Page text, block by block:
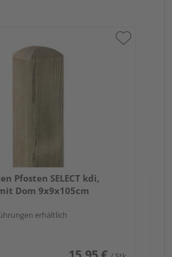
Pfosten SELECT kdi,
Dom 9x9x105cm
erhältlich